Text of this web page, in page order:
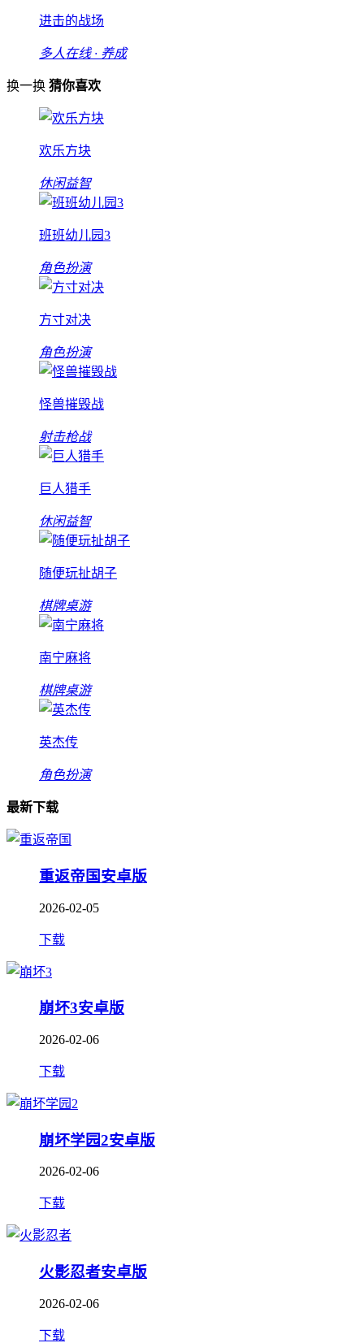
进击的战场
多人在线 · 养成
换一换 猜你喜欢
欢乐方块
休闲益智
班班幼儿园3
角色扮演
方寸对决
角色扮演
怪兽摧毁战
射击枪战
巨人猎手
休闲益智
随便玩扯胡子
棋牌桌游
南宁麻将
棋牌桌游
英杰传
角色扮演
最新下载
重返帝国安卓版
2026-02-05
下载
崩坏3安卓版
2026-02-06
下载
崩坏学园2安卓版
2026-02-06
下载
火影忍者安卓版
2026-02-06
下载